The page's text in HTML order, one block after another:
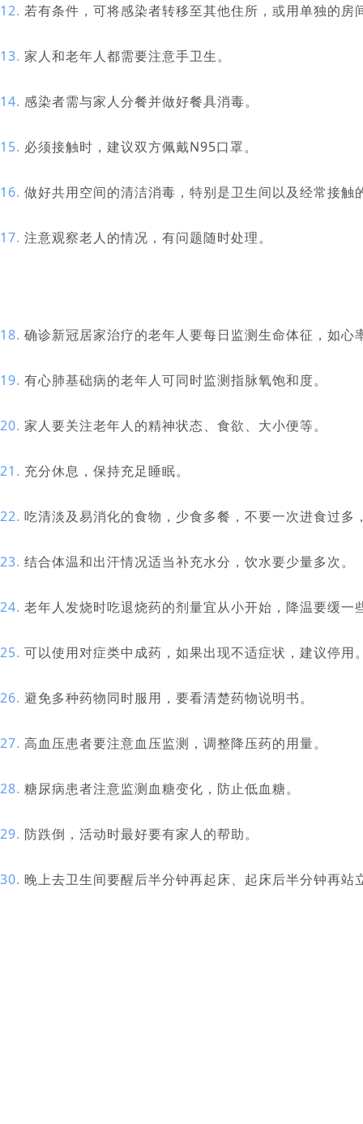
12. 若有条件，可将感染者转移至其他住所，或用单独的房
13. 家人和老年人都需要注意手卫生。
14. 感染者需与家人分餐并做好餐具消毒。
15. 必须接触时，建议双方佩戴N95口罩。
16. 做好共用空间的清洁消毒，特别是卫生间以及经常接
17. 注意观察老人的情况，有问题随时处理。
18. 确诊新冠居家治疗的老年人要每日监测生命体征，如心
19. 有心肺基础病的老年人可同时监测指脉氧饱和度。
20. 家人要关注老年人的精神状态、食欲、大小便等。
21. 充分休息，保持充足睡眠。
22. 吃清淡及易消化的食物，少食多餐，不要一次进食过多
23. 结合体温和出汗情况适当补充水分，饮水要少量多次。
24. 老年人发烧时吃退烧药的剂量宜从小开始，降温要缓一
25. 可以使用对症类中成药，如果出现不适症状，建议停用
26. 避免多种药物同时服用，要看清楚药物说明书。
27. 高血压患者要注意血压监测，调整降压药的用量。
28. 糖尿病患者注意监测血糖变化，防止低血糖。
29. 防跌倒，活动时最好要有家人的帮助。
30. 晚上去卫生间要醒后半分钟再起床、起床后半分钟再站